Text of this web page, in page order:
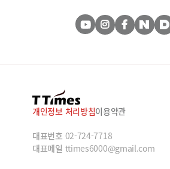
개인정보 처리방침이용약관
대표번호 02-724-7718
대표메일 ttimes6000@gmail.com